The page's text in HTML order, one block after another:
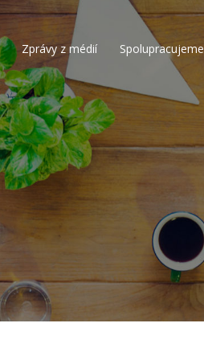
Zprávy z médií Spolupracujeme